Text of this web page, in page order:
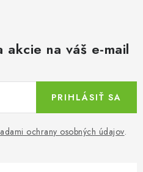
akcie na váš e-mail
ochrany osobných údajov.
PRIHLÁSIŤ SA